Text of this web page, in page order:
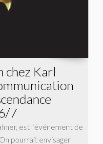
chez Karl
7
est l’événement de
pourrait envisager